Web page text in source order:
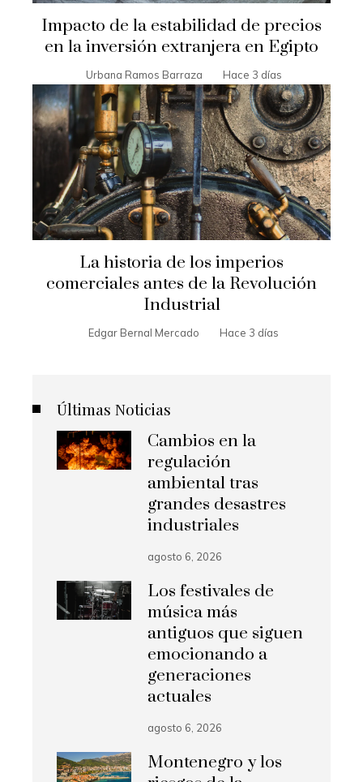
Impacto de la estabilidad de precios
en la inversión extranjera en Egipto
Urbana Ramos Barraza Hace 3 días
La historia de los imperios
comerciales antes de la Revolución
Industrial
Edgar Bernal Mercado Hace 3 días
Últimas Noticias
Cambios en la
regulación
ambiental tras
grandes desastres
industriales
agosto 6, 2026
Los festivales de
música más
antiguos que siguen
emocionando a
generaciones
actuales
agosto 6, 2026
Montenegro y los